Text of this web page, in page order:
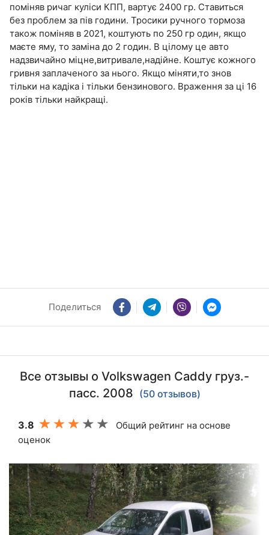
помiняв ричаг кулicи КПП, вартує 2400 гр. Ставиться
без проблем за пiв години. Тросики ручного тормоза
також помiняв в 2021, коштують по 250 гр один, якщо
маєте яму, то замiна до 2 годин. В цілому це авто
надзвичайно мiцне,витривале,надiйне. Коштує кожного
гривня заплаченого за нього. Якщо мiняти,то знов
тiльки на кадiка i тiльки бензинового. Враження за цi 16
рокiв тiльки найкращi.
Поделиться
Все отзывы о Volkswagen Caddy груз.-
пасс. 2008 (50 отзывов)
3.8
Общий рейтинг на основе
оценок